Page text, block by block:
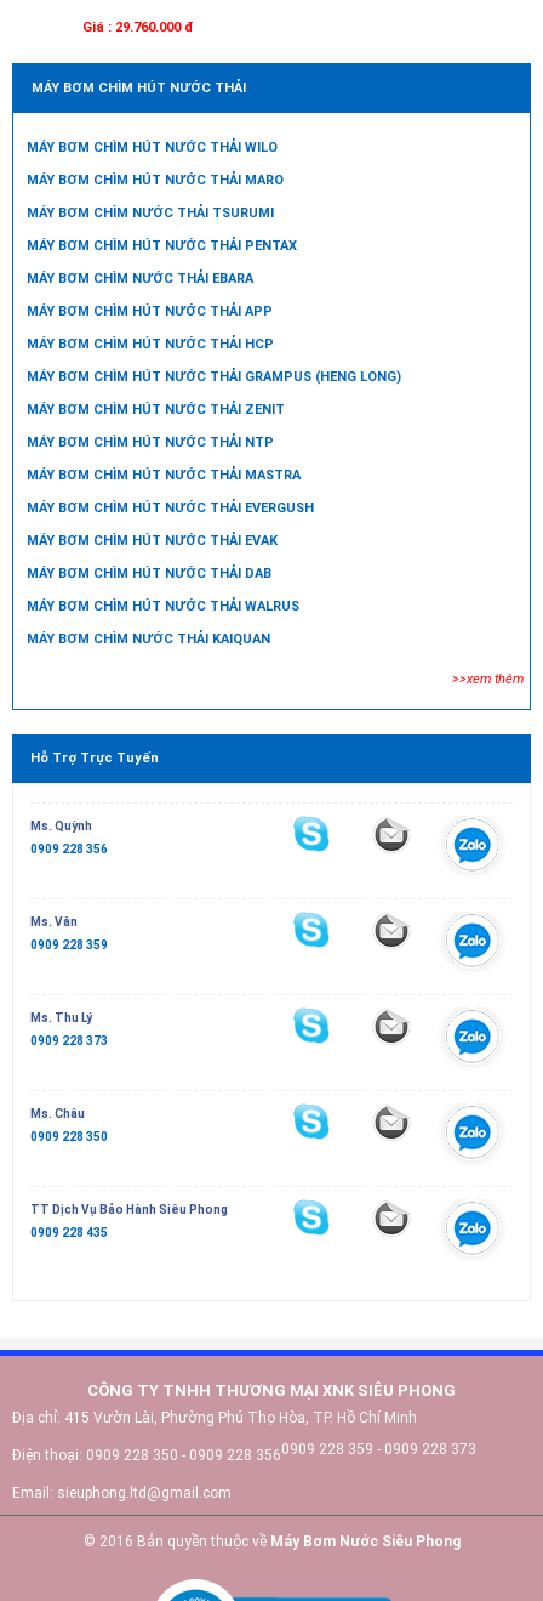
Giá : 29.760.000 đ
MÁY BƠM CHÌM HÚT NƯỚC THẢI
MÁY BƠM CHÌM HÚT NƯỚC THẢI WILO
MÁY BƠM CHÌM HÚT NƯỚC THẢI MARO
MÁY BƠM CHÌM NƯỚC THẢI TSURUMI
MÁY BƠM CHÌM HÚT NƯỚC THẢI PENTAX
MÁY BƠM CHÌM NƯỚC THẢI EBARA
MÁY BƠM CHÌM HÚT NƯỚC THẢI APP
MÁY BƠM CHÌM HÚT NƯỚC THẢI HCP
MÁY BƠM CHÌM HÚT NƯỚC THẢI GRAMPUS (HENG LONG)
MÁY BƠM CHÌM HÚT NƯỚC THẢI ZENIT
MÁY BƠM CHÌM HÚT NƯỚC THẢI NTP
MÁY BƠM CHÌM HÚT NƯỚC THẢI MASTRA
MÁY BƠM CHÌM HÚT NƯỚC THẢI EVERGUSH
MÁY BƠM CHÌM HÚT NƯỚC THẢI EVAK
MÁY BƠM CHÌM HÚT NƯỚC THẢI DAB
MÁY BƠM CHÌM HÚT NƯỚC THẢI WALRUS
MÁY BƠM CHÌM NƯỚC THẢI KAIQUAN
>>xem thêm
Hỗ Trợ Trực Tuyến
Ms. Quỳnh
0909 228 356
Ms. Vân
0909 228 359
Ms. Thu Lý
0909 228 373
Ms. Châu
0909 228 350
TT Dịch Vụ Bảo Hành Siêu Phong
0909 228 435
CÔNG TY TNHH THƯƠNG MẠI XNK SIÊU PHONG
Địa chỉ: 415 Vườn Lài, Phường Phú Thọ Hòa, TP. Hồ Chí Minh
Điện thoại: 0909 228 350 - 0909 228 3560909 228 359 - 0909 228 373
Email: sieuphong.ltd@gmail.com
© 2016 Bản quyền thuộc về Máy Bơm Nước Siêu Phong